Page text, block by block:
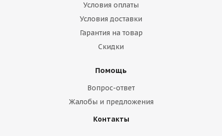
Условия оплаты
Условия доставки
Гарантия на товар
Скидки
Помощь
Вопрос-ответ
Жалобы и предложения
Контакты